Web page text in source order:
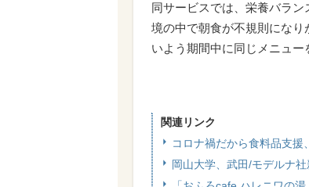
同サービスでは、栄養バラ
境の中で朝食が不規則にな
いよう期間中に同じメニュー
関連リンク
コロナ禍だから食料品支援
岡山大学、武田/モデルナ